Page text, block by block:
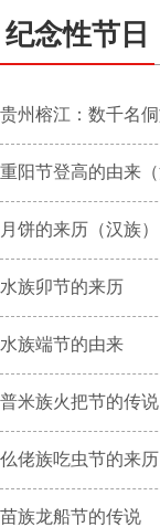
纪念性节日
贵州榕江：数千名
重阳节登高的由来（
月饼的来历（汉族）
水族卯节的来历
水族端节的由来
普米族火把节的传说
仫佬族吃虫节的来历
苗族龙船节的传说